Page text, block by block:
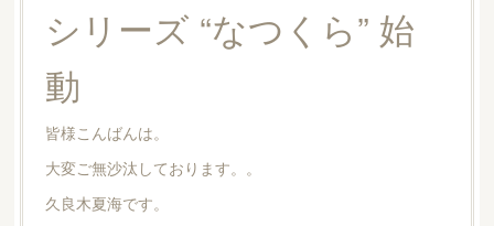
シリーズ “なつくら” 始
動
皆様こんばんは。
大変ご無沙汰しております。。
久良木夏海です。